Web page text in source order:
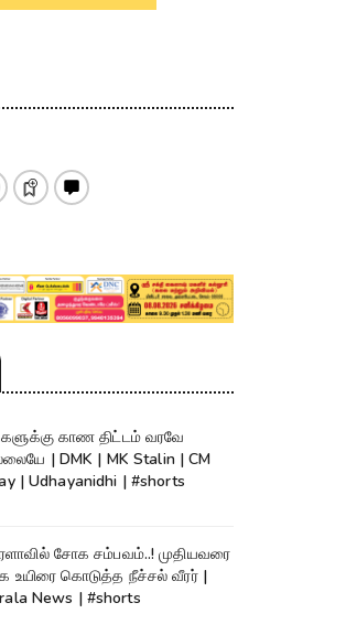
காண திட்டம் வரவே
| MK Stalin | CM
| Udhayanidhi | #shorts
சோக சம்பவம்..! முதியவரை
உயிரை கொடுத்த நீச்சல் வீரர் |
News | #shorts